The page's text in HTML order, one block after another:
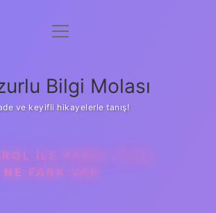
Anasayfa
Yasal Uyarı
menüyü
Bilgi Molası
ve keyifli hikayelerle tanış!
ILE PAROL PLUS
FARK VAR